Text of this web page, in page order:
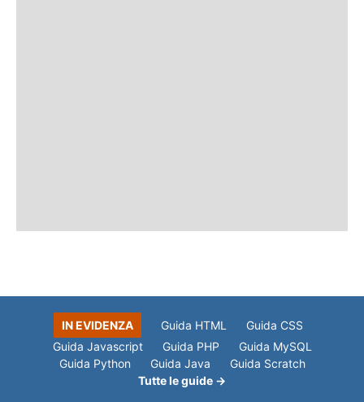
IN EVIDENZA Guida HTML
Guida CSS
Guida Javascript
Guida PHP
Guida MySQL
Guida Python
Guida Java
Guida Scratch
Tutte le guide →